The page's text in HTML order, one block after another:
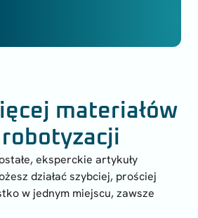
materiałów
eksperckie artykuły
działać szybciej, prościej
w jednym miejscu, zawsze